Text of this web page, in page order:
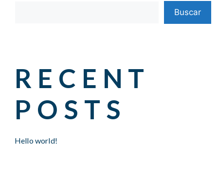
Buscar
RECENT
POSTS
Hello world!